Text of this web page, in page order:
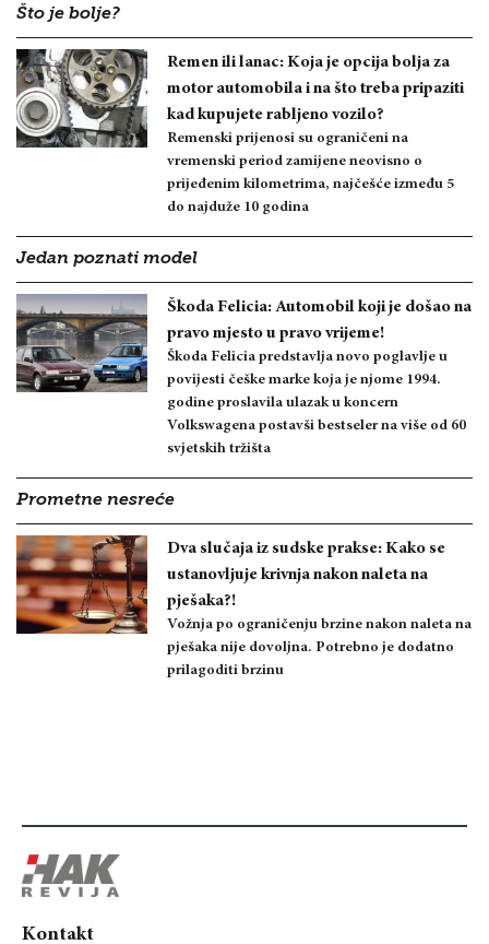
Što je bolje?
Remen ili lanac: Koja je opcija bolja za
motor automobila i na što treba pripaziti
kad kupujete rabljeno vozilo?
Remenski prijenosi su ograničeni na
vremenski period zamijene neovisno o
prijeđenim kilometrima, najčešće između 5
do najduže 10 godina
Jedan poznati model
Škoda Felicia: Automobil koji je došao na
pravo mjesto u pravo vrijeme!
Škoda Felicia predstavlja novo poglavlje u
povijesti češke marke koja je njome 1994.
godine proslavila ulazak u koncern
Volkswagena postavši bestseler na više od 60
svjetskih tržišta
Prometne nesreće
Dva slučaja iz sudske prakse: Kako se
ustanovljuje krivnja nakon naleta na
pješaka?!
Vožnja po ograničenju brzine nakon naleta na
pješaka nije dovoljna. Potrebno je dodatno
prilagoditi brzinu
Kontakt